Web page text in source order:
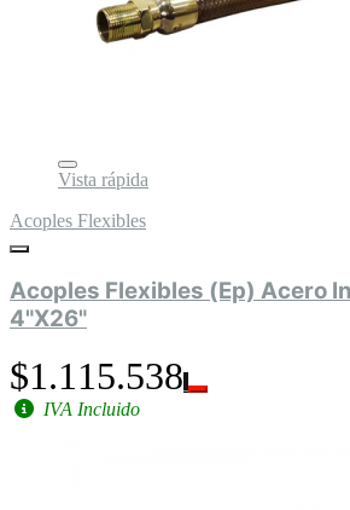
Vista rápida
Acoples Flexibles
Acoples Flexibles (Ep) Acero
4"X26"
$1.115.538
IVA Incluido